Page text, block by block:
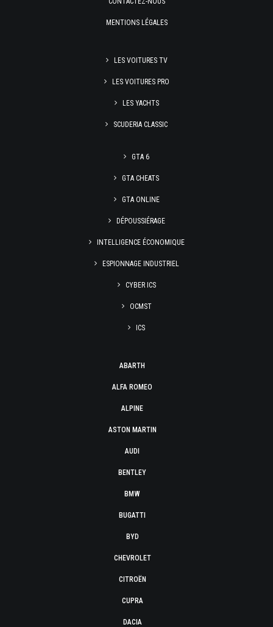
MENTIONS LÉGALES
LES VOITURES TV
LES VOITURES PRO
LES YACHTS
SCUDERIA CLASSIC
GTA 6
GTA CHEATS
GTA ONLINE
DÉPOUSSIÉRAGE
INTELLIGENCE ÉCONOMIQUE
ESPIONNAGE INDUSTRIEL
CYBER ICS
OCMST
ICS
ABARTH
ALFA ROMEO
ALPINE
ASTON MARTIN
AUDI
BENTLEY
BMW
BUGATTI
BYD
CHEVROLET
CITROËN
CUPRA
DACIA